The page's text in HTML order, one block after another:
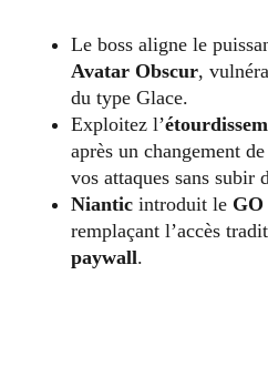
Le boss aligne le
Avatar Obscur,
du type Glace.
Exploitez l’
après un changement
vos attaques sans subir
Niantic introduit le GO
remplaçant l’accès
paywall.